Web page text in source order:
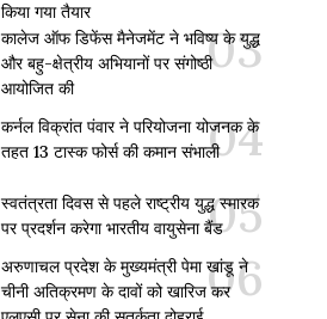
किया गया तैयार
कालेज ऑफ डिफेंस मैनेजमेंट ने भविष्य के युद्ध
और बहु-क्षेत्रीय अभियानों पर संगोष्ठी
आयोजित की
कर्नल विक्रांत पंवार ने परियोजना योजनक के
तहत 13 टास्क फोर्स की कमान संभाली
स्वतंत्रता दिवस से पहले राष्ट्रीय युद्ध स्मारक
पर प्रदर्शन करेगा भारतीय वायुसेना बैंड
अरुणाचल प्रदेश के मुख्यमंत्री पेमा खांडू ने
चीनी अतिक्रमण के दावों को खारिज कर